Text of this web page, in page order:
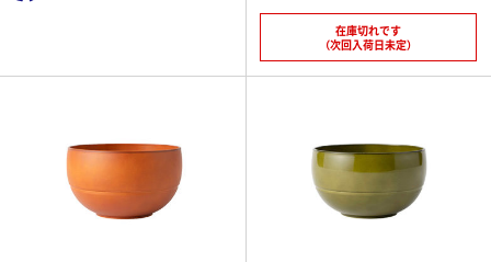
在庫切れです
（次回入荷日未定）